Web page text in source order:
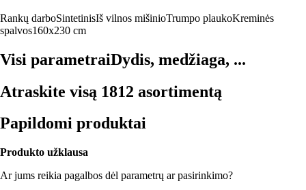
Rankų darboSintetinisIš vilnos mišinioTrumpo plaukoKreminės
spalvos160x230 cm
Visi parametraiDydis, medžiaga, ...
Atraskite visą 1812 asortimentą
Papildomi produktai
Produkto užklausa
Ar jums reikia pagalbos dėl parametrų ar pasirinkimo?